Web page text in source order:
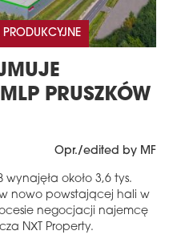
PRUSZKÓW
Opr./edited by MF
około 3,6 tys.
nowo powstającej hali w
negocjacji najemcę
NXT Property.